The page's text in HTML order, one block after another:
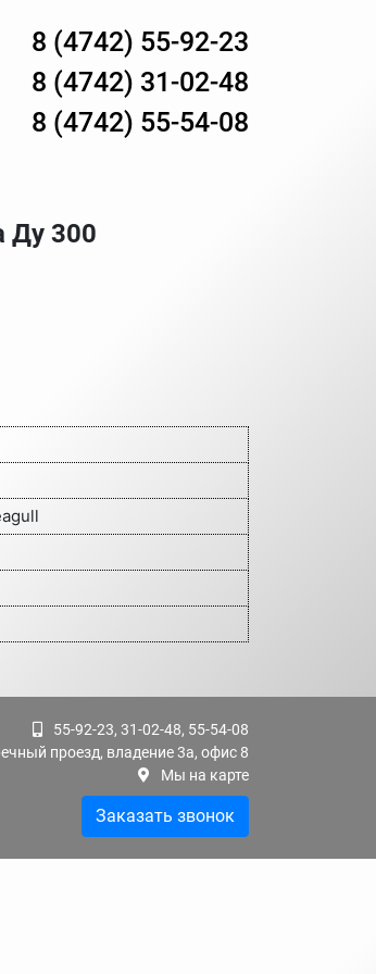
8 (4742) 55-92-23
8 (4742) 31-02-48
8 (4742) 55-54-08
Ду 300
55-92-23, 31-02-48, 55-54-08
проезд, владение 3а, офис 8
Мы на карте
Заказать звонок